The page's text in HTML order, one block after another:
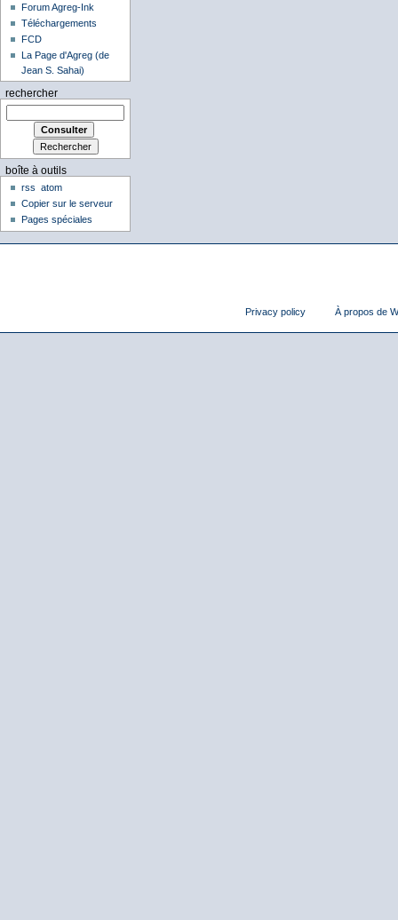
Forum Agreg-Ink
Téléchargements
FCD
La Page d'Agreg (de
Jean S. Sahai)
rechercher
boîte à outils
rss
atom
Copier sur le serveur
Pages spéciales
Privacy policy À propos de